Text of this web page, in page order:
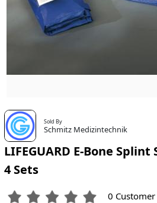
Sold By
Schmitz Medizintechnik
LIFEGUARD E-Bone Splint
4 Sets
0